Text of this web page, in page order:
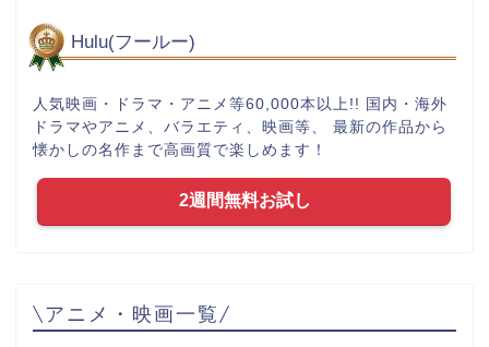
Hulu(フールー)
人気映画・ドラマ・アニメ等60,000本以上!! 国内・海外
ドラマやアニメ、バラエティ、映画等、 最新の作品から
懐かしの名作まで高画質で楽しめます！
2週間無料お試し
\アニメ・映画一覧/